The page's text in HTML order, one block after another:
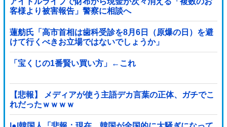
客様より被害報告」警察に相談へ
蓮舫氏「高市首相は歯科受診を8月6日（原爆の日）を避
けて行くべきお立場ではないでしょうか」
「宝くじの1番賢い買い方」←これ
【悲報】 メディアが使う主語デカ言葉の正体、ガチでこ
れだったｗｗｗｗ